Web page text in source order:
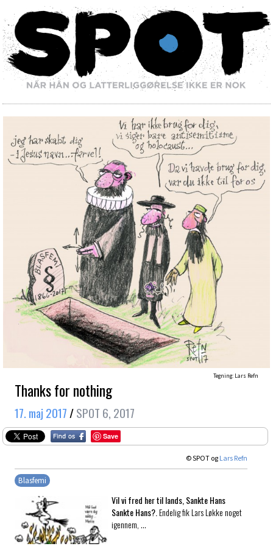
Tegning: Lars Refn
Thanks for nothing
17. maj 2017 /SPOT 6, 2017
Save
© SPOT og Lars Refn
Blasfemi
Vil vi fred her til lands, Sankte Hans
Sankte Hans?. Endelig fik Lars Løkke noget
igennem, …